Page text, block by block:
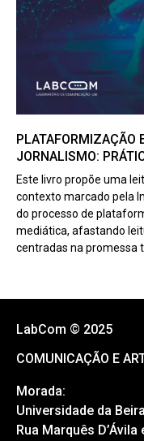
PLATAFORMIZAÇÃO
JORNALISMO:
Este livro propõe uma
contexto marcado pela
do processo de
mediática, afastando
centradas na promessa
LabCom © 2025
COMUNICAÇÃO E
Morada:
Universidade da
Rua Marquês D’Ávila